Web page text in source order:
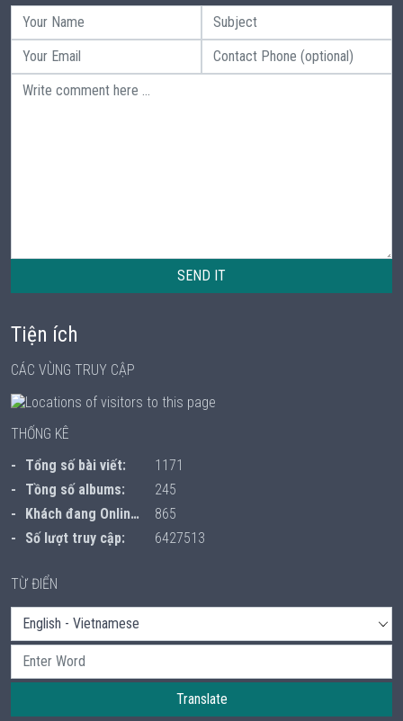
SEND IT
Tiện ích
CÁC VÙNG TRUY CẬP
THỐNG KÊ
Tổng số bài viết:
1171
Tồng số albums:
245
Khách đang Online:
865
Số lượt truy cập:
6427513
TỪ ĐIỂN
Translate